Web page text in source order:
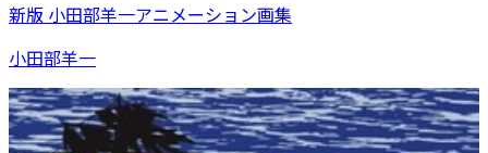
新版 小田部羊一アニメーション画集
小田部羊一